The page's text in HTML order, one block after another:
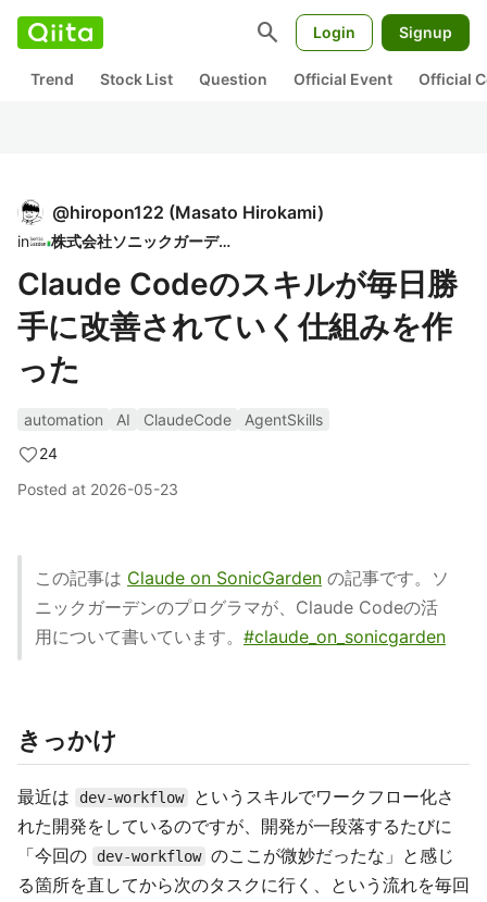
search Login Signup
Trend Stock List Question Official Event Official
@hiropon122 (Masato Hirokami)
in 株式会社ソニックガーデン
Claude Codeのスキルが毎日勝
手に改善されていく仕組みを作
った
automation AI ClaudeCode
AgentSkills
24
Posted at 2026-05-23
この記事は Claude on SonicGarden の記事です。ソ
ニックガーデンのプログラマが、Claude Codeの活
用について書いています。 #claude_on_sonicgarden
きっかけ
最近は dev-workflow
というスキルでワークフロー化さ
れた開発をしているのですが、開発が一段落するたびに
「今回の
dev-workflow のここが微妙だったな」と感じ
る箇所を直してから次のタスクに行く、という流れを毎回